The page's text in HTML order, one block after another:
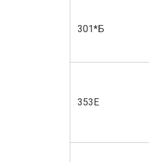
301*Б
353Е